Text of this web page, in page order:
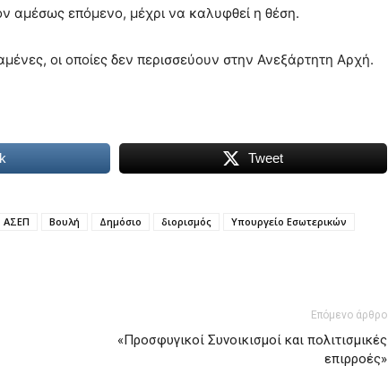
αμέσως επόμενο, μέχρι να καλυφθεί η θέση.
οι οποίες δεν περισσεύουν στην Ανεξάρτητη Αρχή.
Tweet
ΑΣΕΠ Βουλή Δημόσιο διορισμός
Υπουργείο Εσωτερικών
Επόμενο άρθρο
«Προσφυγικοί Συνοικισμοί και πολιτισμικές
επιρροές»